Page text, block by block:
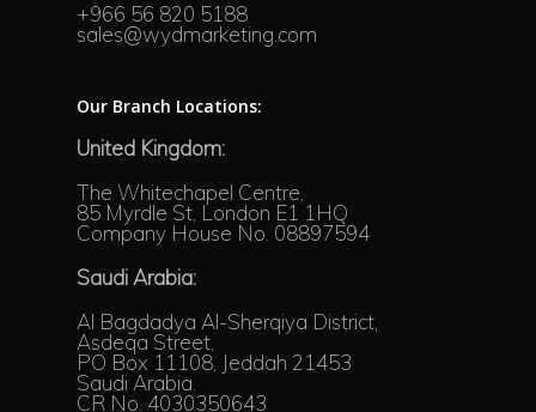
+966 56 820 5188
sales@wydmarketing.com
Our Branch Locations:
United Kingdom:
The Whitechapel Centre,
85 Myrdle St, London E1 1HQ
Company House No. 08897594
Saudi Arabia:
Al Bagdadya Al-Sherqiya District,
Asdeqa Street,
PO Box 11108, Jeddah 21453
Saudi Arabia.
CR No. 4030350643